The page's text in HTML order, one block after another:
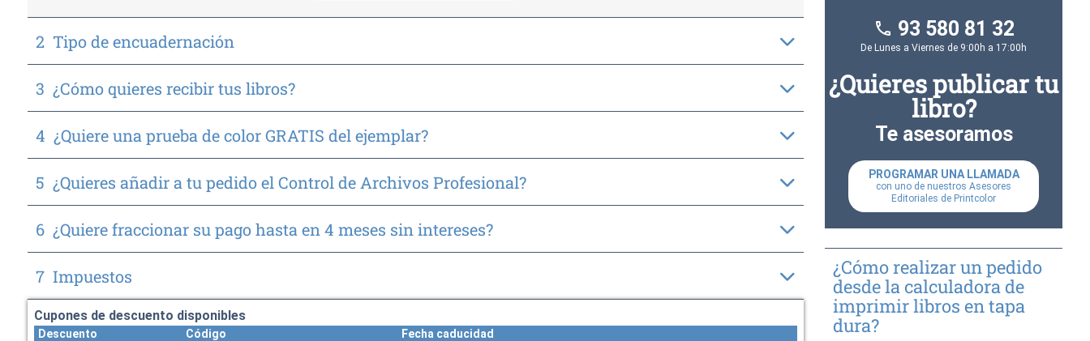
phone 93 580 81 32
De Lunes a Viernes de 9:00h a 17:00h
¿Quieres publicar tu
libro?
Te asesoramos
PROGRAMAR UNA LLAMADA
con uno de nuestros Asesores
Editoriales de Printcolor
¿Cómo realizar un pedido
desde la calculadora de
imprimir libros en tapa
dura?
2 Tipo de encuadernación
3 ¿Cómo quieres recibir tus libros?
4 ¿Quiere una prueba de color GRATIS del ejemplar?
5 ¿Quieres añadir a tu pedido el Control de Archivos Profesional?
6 ¿Quiere fraccionar su pago hasta en 4 meses sin intereses?
7 Impuestos
Cupones de descuento disponibles
Descuento Código
Fecha caducidad